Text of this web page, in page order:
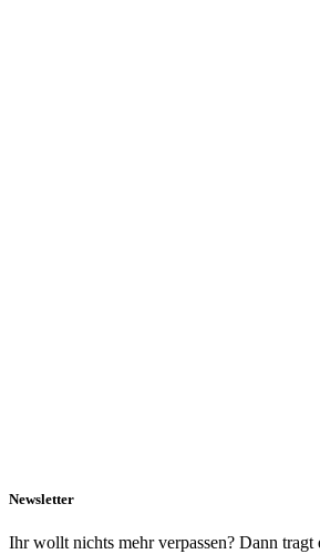
Newsletter
Ihr wollt nichts mehr verpassen? Dann